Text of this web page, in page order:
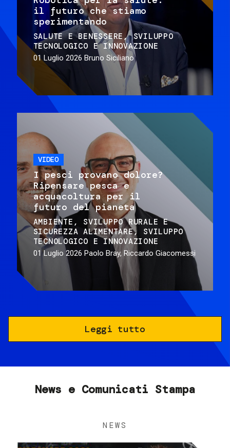
il futuro che stiamo
sperimentando
SALUTE E BENESSERE
SVILUPPO
TECNOLOGICO E INNOVAZIONE
01 Luglio 2026 Bruno Siciliano
VIDEO
I pesci provano dolore?
Ripensare pesca e
acquacoltura per il
futuro del pianeta
AMBIENTE
SVILUPPO RURALE E
SICUREZZA ALIMENTARE
SVILUPPO
TECNOLOGICO E INNOVAZIONE
01 Luglio 2026 Paolo Bray, Riccardo Giacomessi
Leggi tutto
News e Comunicati Stampa
NEWS